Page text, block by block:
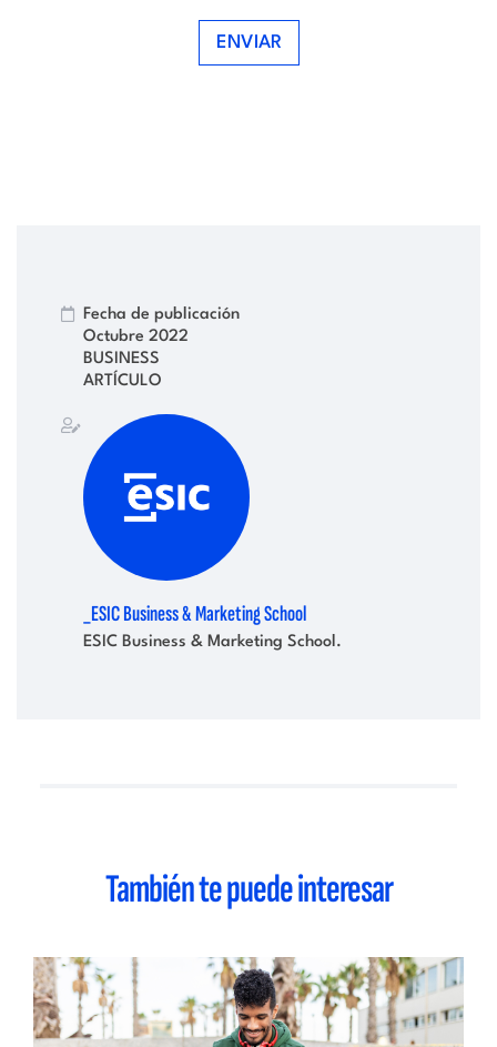
ENVIAR
Fecha de publicación
Octubre 2022
BUSINESS
ARTÍCULO
_ESIC Business & Marketing School
ESIC Business & Marketing School.
También te puede interesar